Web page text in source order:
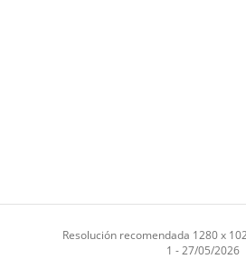
Resolución recomendada 1280 x
1 - 27/05/2026